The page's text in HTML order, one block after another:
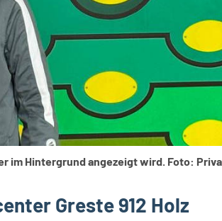
im Hintergrund angezeigt wird. Foto:
Greste 912 Holz